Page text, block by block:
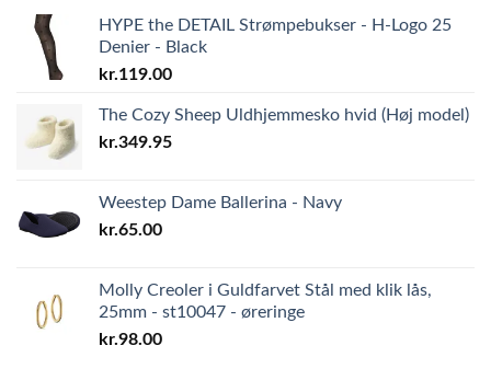
HYPE the DETAIL Strømpebukser - H-Logo 25
Denier - Black
kr.119.00
The Cozy Sheep Uldhjemmesko hvid (Høj model)
kr.349.95
Weestep Dame Ballerina - Navy
kr.65.00
Molly Creoler i Guldfarvet Stål med klik lås,
25mm - st10047 - øreringe
kr.98.00